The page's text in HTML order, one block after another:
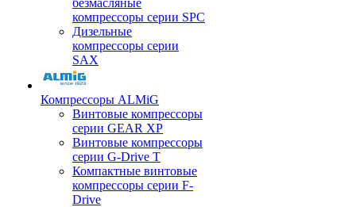
безмасляные
компрессоры серии SPC
Дизельные
компрессоры серии
SAX
Компрессоры ALMiG
Винтовые компрессоры
серии GEAR XP
Винтовые компрессоры
серии G-Drive T
Компактные винтовые
компрессоры серии F-
Drive